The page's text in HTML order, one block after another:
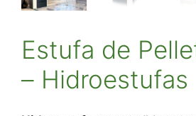
Estufa de
– Hidroestufas